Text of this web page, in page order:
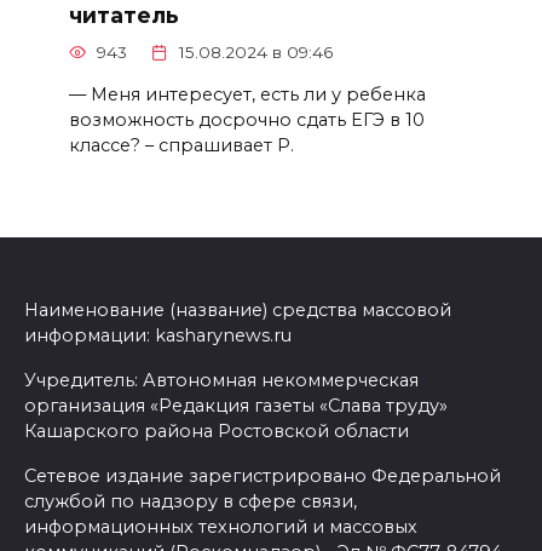
читатель
943 15.08.2024 в 09:46
— Меня интересует, есть ли у ребенка
возможность досрочно сдать ЕГЭ в 10
классе? – спрашивает Р.
Наименование (название) средства массовой
информации: kasharynews.ru
Учредитель: Автономная некоммерческая
организация «Редакция газеты «Слава труду»
Кашарского района Ростовской области
Сетевое издание зарегистрировано Федеральной
службой по надзору в сфере связи,
информационных технологий и массовых